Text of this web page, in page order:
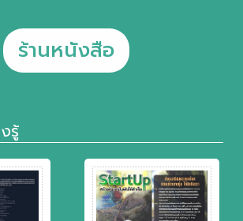
ร้านหนังสือ
รู้